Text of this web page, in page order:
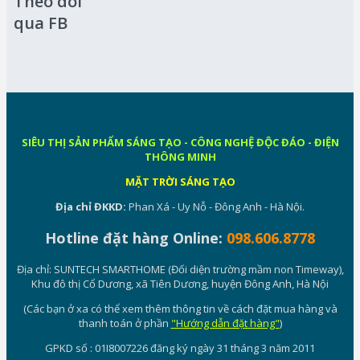
qua FB
SIÊU THỊ SẢN PHẨM SÁNG TẠO - CÔNG NGHỆ ĐỘC ĐÁO - ĐIỆN
THÔNG MINH
MẶT TRỜI SÁNG TẠO
Địa chỉ ĐKKD: Phan Xá - Uy Nỗ - Đông Anh - Hà Nội.
Hotline đặt hàng Online: 098.606.8778
Địa chỉ: SUNTECH SMARTHOME (Đối diện trường mầm non Timeway),
Khu đô thị Cổ Dương, xã Tiên Dương, huyện Đông Anh, Hà Nội
(Các bạn ở xa có thể xem thêm thông tin về cách đặt mua hàng và
thanh toán ở phần "Hướng dẫn đặt hàng")
GPKD số : 01I8007226 đăng ký ngày 31 tháng 3 năm 2011